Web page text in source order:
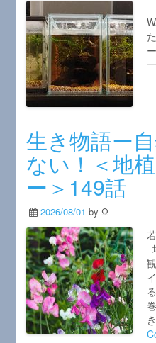
生き物語ー
ない！＜地
ー＞149話
2026/08/01 by Ω